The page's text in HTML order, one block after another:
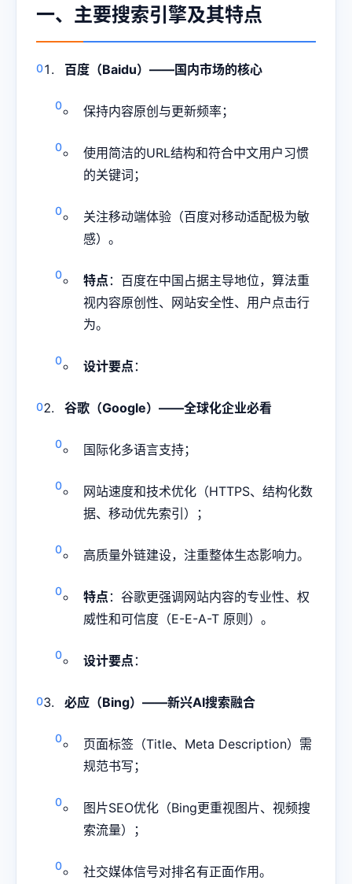
一、主要搜索引擎及其特点
百度（Baidu）——国内市场的核心
保持内容原创与更新频率；
使用简洁的URL结构和符合中文用户习惯
的关键词；
关注移动端体验（百度对移动适配极为敏
感）。
特点 ：百度在中国占据主导地位，算法重
视内容原创性、网站安全性、用户点击行
为。
设计要点 ：
谷歌（Google）——全球化企业必看
国际化多语言支持；
网站速度和技术优化（HTTPS、结构化数
据、移动优先索引）；
高质量外链建设，注重整体生态影响力。
特点 ：谷歌更强调网站内容的专业性、权
威性和可信度（E-E-A-T 原则）。
设计要点 ：
必应（Bing）——新兴AI搜索融合
页面标签（Title、Meta Description）需
规范书写；
图片SEO优化（Bing更重视图片、视频搜
索流量）；
社交媒体信号对排名有正面作用。